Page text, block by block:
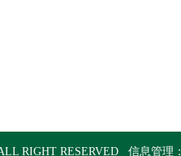
RIGHT RESERVED 信息管理：